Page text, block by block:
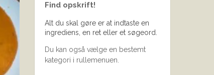
Find opskrift!
Alt du skal gøre er at indtaste en
ingrediens, en ret eller et søgeord.
Du kan også vælge en bestemt
kategori i rullemenuen.